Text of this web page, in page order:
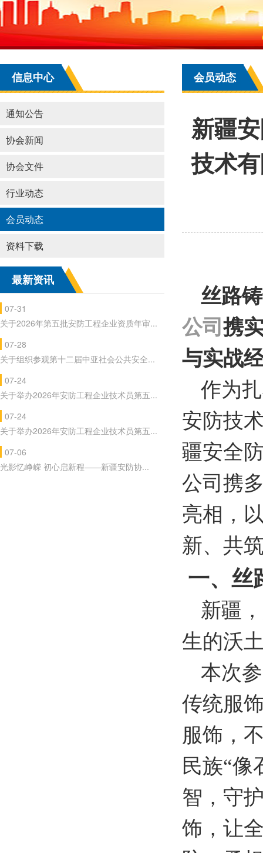
信息中心
通知公告
协会新闻
协会文件
行业动态
会员动态
资料下载
最新资讯
07-31
关于2026年第五批安防工程企业资质年审...
07-28
关于组织参观第十二届中亚社会公共安全...
07-24
关于举办2026年安防工程企业技术员第五...
07-24
关于举办2026年安防工程企业技术员第五...
07-06
光影忆峥嵘 初心启新程——新疆安防协...
会员动态
新疆
技术
丝路
公司携
与实战
作为
安防技
疆安全
公司携
亮相，
新、共
一、丝
新疆
生的沃
本次
传统服
服饰，
民族“像
智，守
饰，让